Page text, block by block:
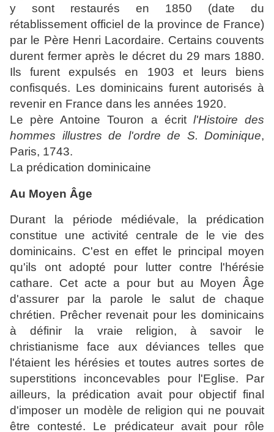
y sont restaurés en 1850 (date du
rétablissement officiel de la province de France)
par le Père Henri Lacordaire. Certains couvents
durent fermer après le décret du 29 mars 1880.
Ils furent expulsés en 1903 et leurs biens
confisqués. Les dominicains furent autorisés à
revenir en France dans les années 1920.
Le père Antoine Touron a écrit l'Histoire des
hommes illustres de l'ordre de S. Dominique,
Paris, 1743.
La prédication dominicaine
Au Moyen Âge
Durant la période médiévale, la prédication
constitue une activité centrale de le vie des
dominicains. C'est en effet le principal moyen
qu'ils ont adopté pour lutter contre l'hérésie
cathare. Cet acte a pour but au Moyen Âge
d'assurer par la parole le salut de chaque
chrétien. Prêcher revenait pour les dominicains
à définir la vraie religion, à savoir le
christianisme face aux déviances telles que
l'étaient les hérésies et toutes autres sortes de
superstitions inconcevables pour l'Eglise. Par
ailleurs, la prédication avait pour objectif final
d'imposer un modèle de religion qui ne pouvait
être contesté. Le prédicateur avait pour rôle